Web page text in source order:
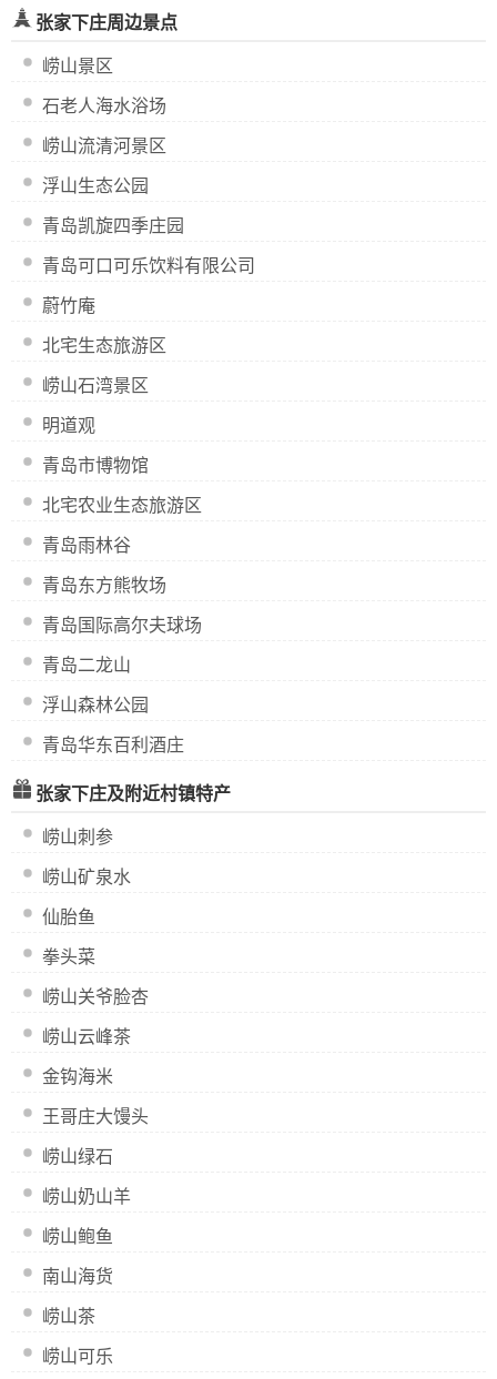
张家下庄周边景点
崂山景区
石老人海水浴场
崂山流清河景区
浮山生态公园
青岛凯旋四季庄园
青岛可口可乐饮料有限公司
蔚竹庵
北宅生态旅游区
崂山石湾景区
明道观
青岛市博物馆
北宅农业生态旅游区
青岛雨林谷
青岛东方熊牧场
青岛国际高尔夫球场
青岛二龙山
浮山森林公园
青岛华东百利酒庄
张家下庄及附近村镇特产
崂山刺参
崂山矿泉水
仙胎鱼
拳头菜
崂山关爷脸杏
崂山云峰茶
金钩海米
王哥庄大馒头
崂山绿石
崂山奶山羊
崂山鲍鱼
南山海货
崂山茶
崂山可乐